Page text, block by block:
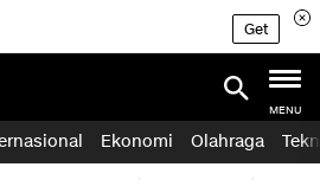
Get
MENU
Ekonomi Olahraga